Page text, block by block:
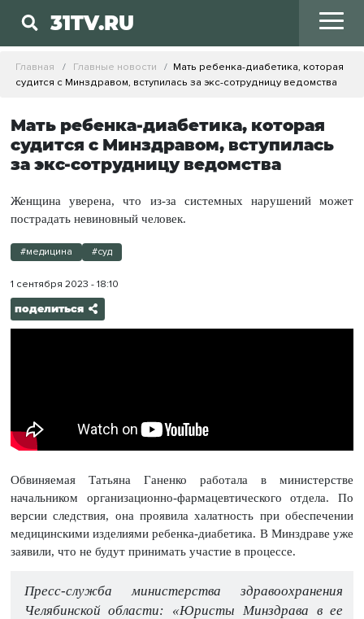
31TV.RU
Главная Главные новости
Мать ребенка-диабетика, которая
судится с Минздравом, вступилась за экс-сотрудницу ведомства
Мать ребенка-диабетика, которая
судится с Минздравом, вступилась
за экс-сотрудницу ведомства
Женщина уверена, что из-за системных нарушений может
пострадать невиновный человек.
#медицина #суд
1 сентября 2023 - 18:10
поделиться
Обвиняемая Татьяна Ганенко работала в министерстве
начальником организационно-фармацевтического отдела. По
версии следствия, она проявила халатность при обеспечении
медицинскими изделиями ребенка-диабетика. В Минздраве уже
заявили, что не будут принимать участие в процессе.
Пресс-служба министерства здравоохранения
Челябинской области: «Юристы Минздрава в ее